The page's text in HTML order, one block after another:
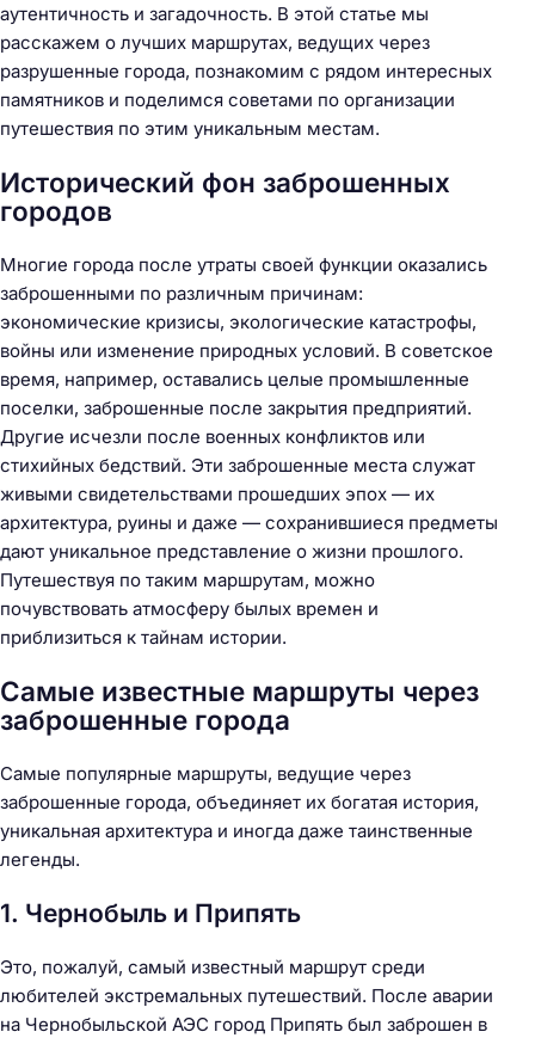
аутентичность и загадочность. В этой статье мы
расскажем о лучших маршрутах, ведущих через
разрушенные города, познакомим с рядом интересных
памятников и поделимся советами по организации
путешествия по этим уникальным местам.
Исторический фон заброшенных
городов
Многие города после утраты своей функции оказались
заброшенными по различным причинам:
экономические кризисы, экологические катастрофы,
войны или изменение природных условий. В советское
время, например, оставались целые промышленные
поселки, заброшенные после закрытия предприятий.
Другие исчезли после военных конфликтов или
стихийных бедствий. Эти заброшенные места служат
живыми свидетельствами прошедших эпох — их
архитектура, руины и даже — сохранившиеся предметы
дают уникальное представление о жизни прошлого.
Путешествуя по таким маршрутам, можно
почувствовать атмосферу былых времен и
приблизиться к тайнам истории.
Самые известные маршруты через
заброшенные города
Самые популярные маршруты, ведущие через
заброшенные города, объединяет их богатая история,
уникальная архитектура и иногда даже таинственные
легенды.
1. Чернобыль и Припять
Это, пожалуй, самый известный маршрут среди
любителей экстремальных путешествий. После аварии
на Чернобыльской АЭС город Припять был заброшен в